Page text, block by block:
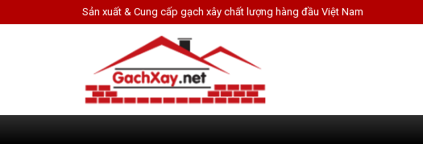
to
Sản xuất & Cung cấp gạch xây chất lượng hàng đầu Việt Nam